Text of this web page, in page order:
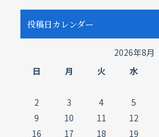
投稿日カレンダー
2026年8月
日
月 火 水
2
3 4 5
9
10 11 12
16
17 18 19